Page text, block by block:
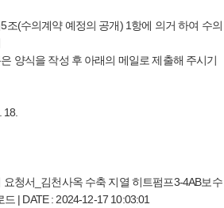
조(수의계약 예정의 공개) 1항에 의거 하여 수의
양식을 작성 후 아래의 메일로 제출해 주시기
청서_김천사옥 수축 지열 히트펌프3-4AB보수
| DATE : 2024-12-17 10:03:01